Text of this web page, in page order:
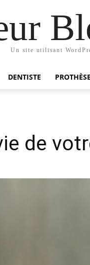
Un site utilisant
DENTISTE
de